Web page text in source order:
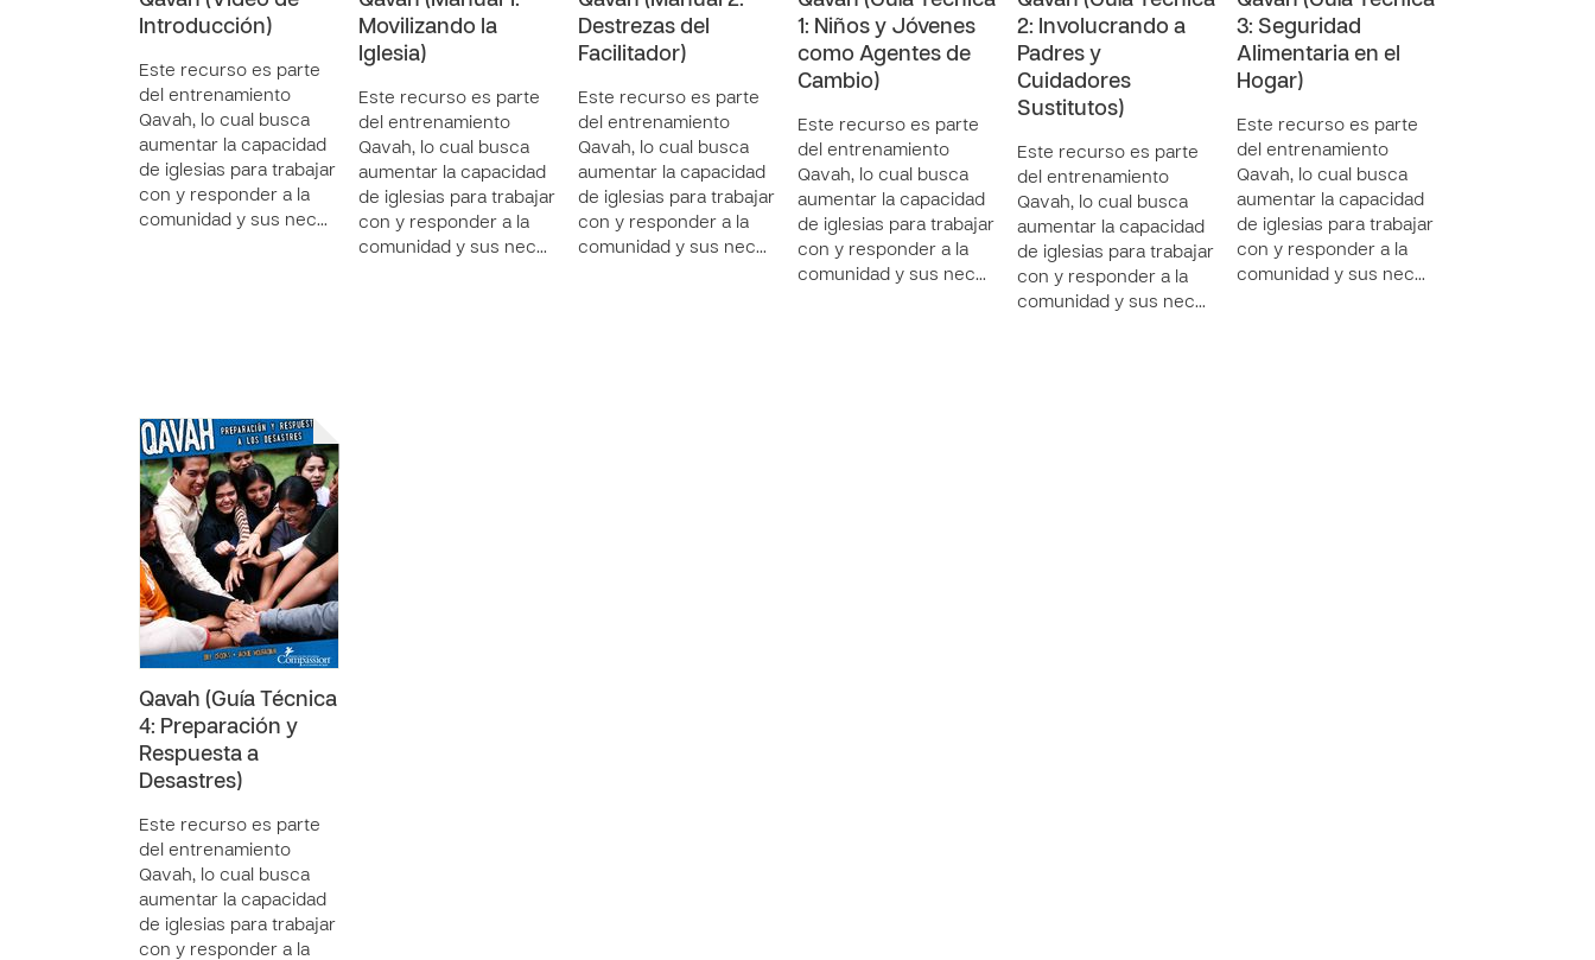
Introducción)
Este recurso es parte
del entrenamiento
Qavah, lo cual busca
aumentar la capacidad
de iglesias para trabajar
con y responder a la
comunidad y sus nec…
Movilizando la
Iglesia)
Este recurso es parte
del entrenamiento
Qavah, lo cual busca
aumentar la capacidad
de iglesias para trabajar
con y responder a la
comunidad y sus nec…
Destrezas del
Facilitador)
Este recurso es parte
del entrenamiento
Qavah, lo cual busca
aumentar la capacidad
de iglesias para trabajar
con y responder a la
comunidad y sus nec…
1: Niños y Jóvenes
como Agentes de
Cambio)
Este recurso es parte
del entrenamiento
Qavah, lo cual busca
aumentar la capacidad
de iglesias para trabajar
con y responder a la
comunidad y sus nec…
2: Involucrando a
Padres y
Cuidadores
Sustitutos)
Este recurso es parte
del entrenamiento
Qavah, lo cual busca
aumentar la capacidad
de iglesias para trabajar
con y responder a la
comunidad y sus nec…
3: Seguridad
Alimentaria en el
Hogar)
Este recurso es parte
del entrenamiento
Qavah, lo cual busca
aumentar la capacidad
de iglesias para trabajar
con y responder a la
comunidad y sus nec…
Qavah (Guía Técnica
4: Preparación y
Respuesta a
Desastres)
Este recurso es parte
del entrenamiento
Qavah, lo cual busca
aumentar la capacidad
de iglesias para trabajar
con y responder a la